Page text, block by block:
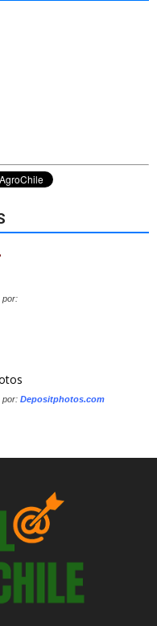
por:
por: Depositphotos.com